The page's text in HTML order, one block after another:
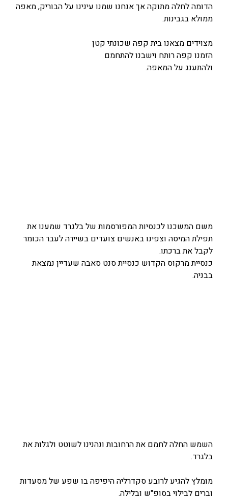
הדומה לחלה מתוקה אך אנחנו שמנו עינינו על הבוריק, מאפה
ממולא בגבינות.
מצוידים מצאנו בית קפה שכונתי קטן
הזמנו קפה רותח וישבנו להתחמם
ולהתענג על המאפה.
משם המשכנו לכנסיות המפורסמות של בלגרד שמענו את
תפילת המיסה וצפינו באנשים צועדים בשיירה לעבר הכומר
לקבל את ברכתו.
כנסיית מרקוס הקדוש כנסיית סנט סאבה שעדיין נמצאת
בבניה.
השמש החלה לחמם את הרחובות ונהנינו לשוטט ולגלות את
בלגרד.
מומלץ להגיע לרובע סקדרליה היפיפה בו שפע של מסעדות
וברים לבילוי בסופ"ש ובלילה.